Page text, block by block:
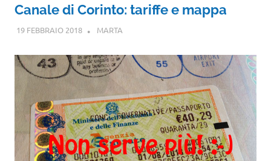
Canale di Corinto: tariffe e mappa
19 FEBBRAIO 2018 MARTA